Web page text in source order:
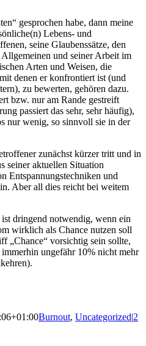
gesprochen habe, dann meine
Lebens- und
seine Glaubenssätze, den
und seiner Arbeit im
Arten und Weisen, die
denen er konfrontiert ist (und
zu bewerten, gehören dazu.
bzw. nur am Rande gestreift
passiert das sehr, sehr häufig),
nur wenig, so sinnvoll sie in der
zunächst kürzer tritt und in
seiner aktuellen Situation
Entspannungstechniken und
Aber all dies reicht bei weitem
dringend notwendig, wenn ein
wirklich als Chance nutzen soll
„Chance“ vorsichtig sein sollte,
immerhin ungefähr 10% nicht mehr
Burnout, Uncategorized|2